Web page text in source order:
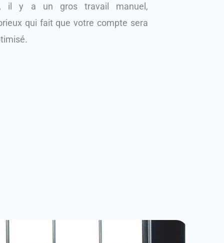
il y a un gros travail manuel,
qui fait que votre compte sera